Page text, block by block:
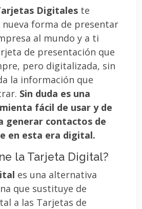
Digitales te
forma de presentar
al mundo y a ti
de presentación que
pero digitalizada, sin
la información que
Sin duda es una
fácil de usar y de
generar contactos de
en esta era digital.
la Tarjeta Digital?
es una alternativa
que sustituye de
a las Tarjetas de